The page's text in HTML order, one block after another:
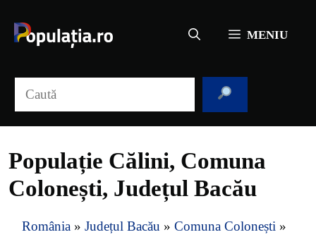
conținut
MENIU
Populație Călini, Comuna
Colonești, Județul Bacău
România » Județul Bacău » Comuna Colonești »